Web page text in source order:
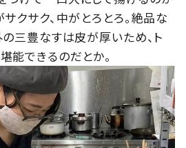
サクサク、中がとろとろ。絶品な
の三豊なすは皮が厚いため、ト
能できるのだとか。